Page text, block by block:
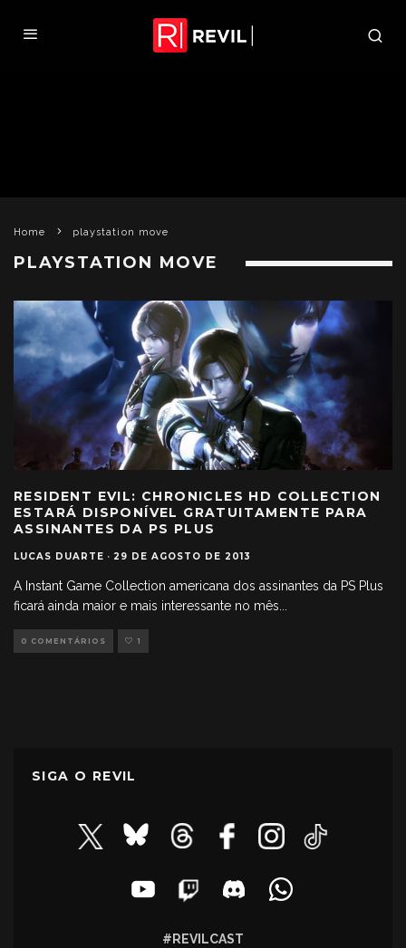
Home playstation move
PLAYSTATION MOVE
RESIDENT EVIL: CHRONICLES HD COLLECTION
ESTARÁ DISPONÍVEL GRATUITAMENTE PARA
ASSINANTES DA PS PLUS
LUCAS DUARTE · 29 DE AGOSTO DE 2013
A Instant Game Collection americana dos assinantes da PS Plus
ficará ainda maior e mais interessante no mês
0 COMENTÁRIOS 1
SIGA O REVIL
#REVILCAST